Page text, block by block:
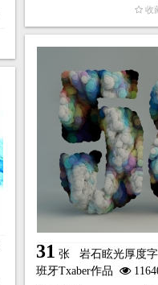
收
31 张 岩石眩光厚度
班牙Txaber作品